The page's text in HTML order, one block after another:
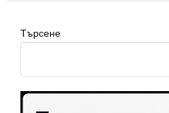
Търсене